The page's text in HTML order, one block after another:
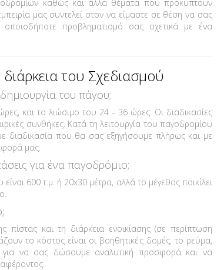
καθώς και άλλα θέματα που προκύπτουν
μας συντελεί στον να είμαστε σε θέση να σας
προβληματισμό σας σχετικά με ένα
του Σχεδιασμού
του πάγου;
και το λιώσιμο του 24 - 36 ώρες. Οι διαδικασίες
συνθήκες. Κατά τη λειτουργία του παγοδρομίου
διαδικασία που θα σας εξηγήσουμε πλήρως και με
μας.
για ένα παγοδρόμιο;
600 τ.μ. ή 20x30 μέτρα, αλλά το μέγεθος ποικίλει
και τη διάρκεια ενοικίασης (σε περίπτωση
το κόστος είναι οι βοηθητικές δομές, το ρεύμα,
για να σας δώσουμε αναλυτική προσφορά και να